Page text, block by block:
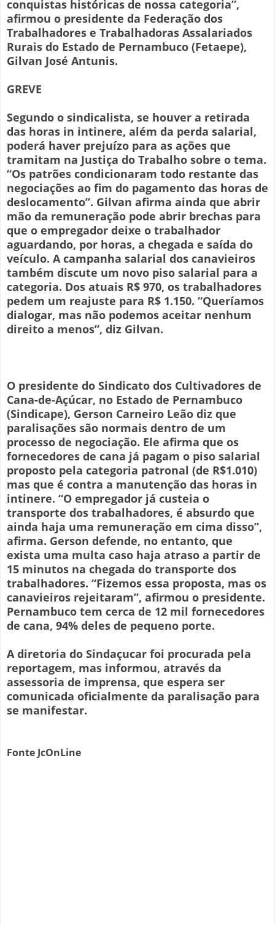
conquistas históricas de nossa categoria”,
afirmou o presidente da Federação dos
Trabalhadores e Trabalhadoras Assalariados
Rurais do Estado de Pernambuco (Fetaepe),
Gilvan José Antunis.
GREVE
Segundo o sindicalista, se houver a retirada
das horas in intinere, além da perda salarial,
poderá haver prejuízo para as ações que
tramitam na Justiça do Trabalho sobre o tema.
“Os patrões condicionaram todo restante das
negociações ao fim do pagamento das horas de
deslocamento”. Gilvan afirma ainda que abrir
mão da remuneração pode abrir brechas para
que o empregador deixe o trabalhador
aguardando, por horas, a chegada e saída do
veículo. A campanha salarial dos canavieiros
também discute um novo piso salarial para a
categoria. Dos atuais R$ 970, os trabalhadores
pedem um reajuste para R$ 1.150. “Queríamos
dialogar, mas não podemos aceitar nenhum
direito a menos”, diz Gilvan.
O presidente do Sindicato dos Cultivadores de
Cana-de-Açúcar, no Estado de Pernambuco
(Sindicape), Gerson Carneiro Leão diz que
paralisações são normais dentro de um
processo de negociação. Ele afirma que os
fornecedores de cana já pagam o piso salarial
proposto pela categoria patronal (de R$1.010)
mas que é contra a manutenção das horas in
intinere. “O empregador já custeia o
transporte dos trabalhadores, é absurdo que
ainda haja uma remuneração em cima disso”,
afirma. Gerson defende, no entanto, que
exista uma multa caso haja atraso a partir de
15 minutos na chegada do transporte dos
trabalhadores. “Fizemos essa proposta, mas os
canavieiros rejeitaram”, afirmou o presidente.
Pernambuco tem cerca de 12 mil fornecedores
de cana, 94% deles de pequeno porte.
A diretoria do Sindaçucar foi procurada pela
reportagem, mas informou, através da
assessoria de imprensa, que espera ser
comunicada oficialmente da paralisação para
se manifestar.
Fonte JcOnLine